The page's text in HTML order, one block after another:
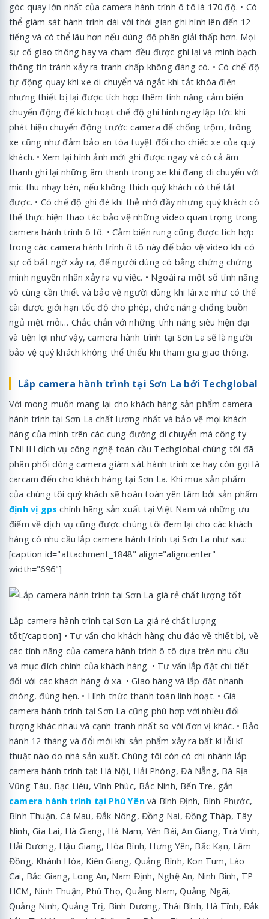
góc quay lớn nhất của camera hành trình ô tô là 170 độ. • Có
thể giám sát hành trình dài với thời gian ghi hình lên đến 12
tiếng và có thể lâu hơn nếu dùng độ phân giải thấp hơn. Mọi
sự cố giao thông hay va chạm đều được ghi lại và minh bạch
thông tin tránh xảy ra tranh chấp không đáng có. • Có chế độ
tự động quay khi xe di chuyển và ngắt khi tắt khóa điện
nhưng thiết bị lại được tích hợp thêm tính năng cảm biến
chuyển động để kích hoạt chế độ ghi hình ngay lập tức khi
phát hiện chuyển động trước camera để chống trộm, trông
xe cũng như đảm bảo an tòa tuyệt đối cho chiếc xe của quý
khách. • Xem lại hình ảnh mới ghi được ngay và có cả âm
thanh ghi lại những âm thanh trong xe khi đang di chuyển với
mic thu nhạy bén, nếu không thích quý khách có thể tắt
được. • Có chế độ ghi đè khi thẻ nhớ đầy nhưng quý khách có
thể thực hiện thao tác bảo vệ những video quan trọng trong
camera hành trình ô tô. • Cảm biến rung cũng được tích hợp
trong các camera hành trình ô tô này để bảo vệ video khi có
sự cố bất ngờ xảy ra, để người dùng có bằng chứng chứng
minh nguyên nhân xảy ra vụ việc. • Ngoài ra một số tính năng
vô cùng cần thiết và bảo vệ người dùng khi lái xe như có thể
cài được giới hạn tốc độ cho phép, chức năng chống buồn
ngủ mệt mỏi… Chắc chắn với những tính năng siêu hiện đại
và tiện lợi như vậy, camera hành trình tại Sơn La sẽ là người
bảo vệ quý khách không thể thiếu khi tham gia giao thông.
Lắp camera hành trình tại Sơn La bởi Techglobal
Với mong muốn mang lại cho khách hàng sản phẩm camera
hành trình tại Sơn La chất lượng nhất và bảo vệ mọi khách
hàng của mình trên các cung đường di chuyển mà công ty
TNHH dịch vụ công nghệ toàn cầu Techglobal chúng tôi đã
phân phối dòng camera giám sát hành trình xe hay còn gọi là
carcam đến cho khách hàng tại Sơn La. Khi mua sản phẩm
của chúng tôi quý khách sẽ hoàn toàn yên tâm bởi sản phẩm
định vị gps chính hãng sản xuất tại Việt Nam và những ưu
điểm về dịch vụ cũng được chúng tôi đem lại cho các khách
hàng có nhu cầu lắp camera hành trình tại Sơn La như sau:
[caption id="attachment_1848" align="aligncenter"
width="696"]
Lắp camera hành trình tại Sơn La giá rẻ chất lượng
tốt[/caption] • Tư vấn cho khách hàng chu đáo về thiết bị, về
các tính năng của camera hành trình ô tô dựa trên nhu cầu
và mục đích chính của khách hàng. • Tư vấn lắp đặt chi tiết
đối với các khách hàng ở xa. • Giao hàng và lắp đặt nhanh
chóng, đúng hẹn. • Hình thức thanh toán linh hoạt. • Giá
camera hành trình tại Sơn La cũng phù hợp với nhiều đối
tượng khác nhau và cạnh tranh nhất so với đơn vị khác. • Bảo
hành 12 tháng và đổi mới khi sản phẩm xảy ra bất kì lỗi kĩ
thuật nào do nhà sản xuất. Chúng tôi còn có chi nhánh lắp
camera hành trình tại: Hà Nội, Hải Phòng, Đà Nẵng, Bà Rịa –
Vũng Tàu, Bạc Liêu, Vĩnh Phúc, Bắc Ninh, Bến Tre, gắn
camera hành trình tại Phú Yênvà Bình Định, Bình Phước,
Bình Thuận, Cà Mau, Đắk Nông, Đồng Nai, Đồng Tháp, Tây
Ninh, Gia Lai, Hà Giang, Hà Nam, Yên Bái, An Giang, Trà Vinh,
Hải Dương, Hậu Giang, Hòa Bình, Hưng Yên, Bắc Kạn, Lâm
Đồng, Khánh Hòa, Kiên Giang, Quảng Bình, Kon Tum, Lào
Cai, Bắc Giang, Long An, Nam Định, Nghệ An, Ninh Bình, TP
HCM, Ninh Thuận, Phú Thọ, Quảng Nam, Quảng Ngãi,
Quảng Ninh, Quảng Trị, Bình Dương, Thái Bình, Hà Tĩnh, Đắk